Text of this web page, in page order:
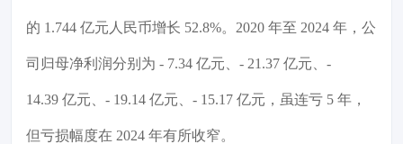
的 1.744 亿元人民币增长 52.8%。2020 年至 2024 年，公
司归母净利润分别为 - 7.34 亿元、- 21.37 亿元、-
14.39 亿元、- 19.14 亿元、- 15.17 亿元，虽连亏 5 年，
但亏损幅度在 2024 年有所收窄。